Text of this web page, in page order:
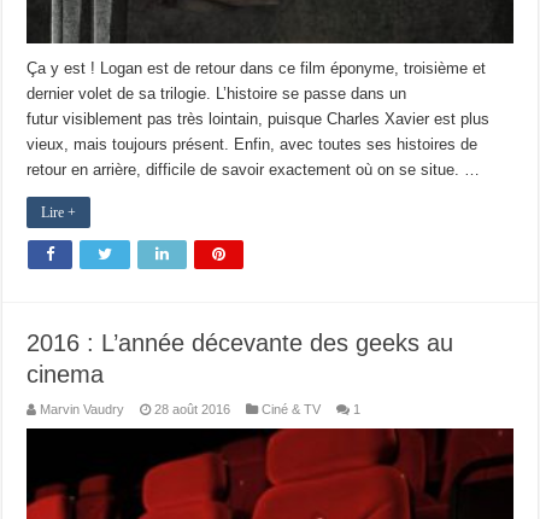
Ça y est ! Logan est de retour dans ce film éponyme, troisième et
dernier volet de sa trilogie. L’histoire se passe dans un
futur visiblement pas très lointain, puisque Charles Xavier est plus
vieux, mais toujours présent. Enfin, avec toutes ses histoires de
retour en arrière, difficile de savoir exactement où on se situe. …
Lire +
2016 : L’année décevante des geeks au
cinema
Marvin Vaudry 28 août 2016 Ciné & TV 1